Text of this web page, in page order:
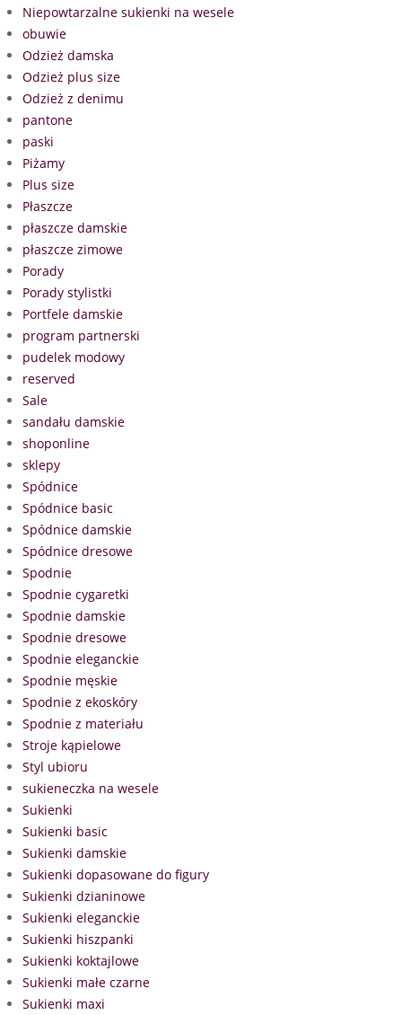
Niepowtarzalne sukienki na wesele
obuwie
Odzież damska
Odzież plus size
Odzież z denimu
pantone
paski
Piżamy
Plus size
Płaszcze
płaszcze damskie
płaszcze zimowe
Porady
Porady stylistki
Portfele damskie
program partnerski
pudelek modowy
reserved
Sale
sandału damskie
shoponline
sklepy
Spódnice
Spódnice basic
Spódnice damskie
Spódnice dresowe
Spodnie
Spodnie cygaretki
Spodnie damskie
Spodnie dresowe
Spodnie eleganckie
Spodnie męskie
Spodnie z ekoskóry
Spodnie z materiału
Stroje kąpielowe
Styl ubioru
sukieneczka na wesele
Sukienki
Sukienki basic
Sukienki damskie
Sukienki dopasowane do figury
Sukienki dzianinowe
Sukienki eleganckie
Sukienki hiszpanki
Sukienki koktajlowe
Sukienki małe czarne
Sukienki maxi